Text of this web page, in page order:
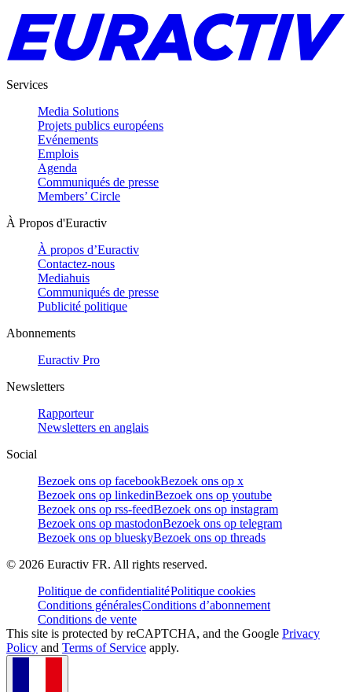
Services
Media Solutions
Projets publics européens
Evénements
Emplois
Agenda
Communiqués de presse
Members’ Circle
À Propos d'Euractiv
À propos d’Euractiv
Contactez-nous
Mediahuis
Communiqués de presse
Publicité politique
Abonnements
Euractiv Pro
Newsletters
Rapporteur
Newsletters en anglais
Social
Bezoek ons op facebookBezoek ons op x
Bezoek ons op linkedinBezoek ons op youtube
Bezoek ons op rss-feedBezoek ons op instagram
Bezoek ons op mastodonBezoek ons op telegram
Bezoek ons op blueskyBezoek ons op threads
© 2026 Euractiv FR. All rights reserved.
Politique de confidentialitéPolitique cookies
Conditions généralesConditions d’abonnement
Conditions de vente
This site is protected by reCAPTCHA, and the Google Privacy
Policy and Terms of Service apply.